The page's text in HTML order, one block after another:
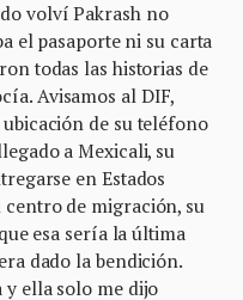
volví Pakrash no
el pasaporte ni su carta
todas las historias de
Avisamos al DIF,
de su teléfono
a Mexicali, su
en Estados
centro de migración, su
esa sería la última
dado la bendición.
y ella solo me dijo